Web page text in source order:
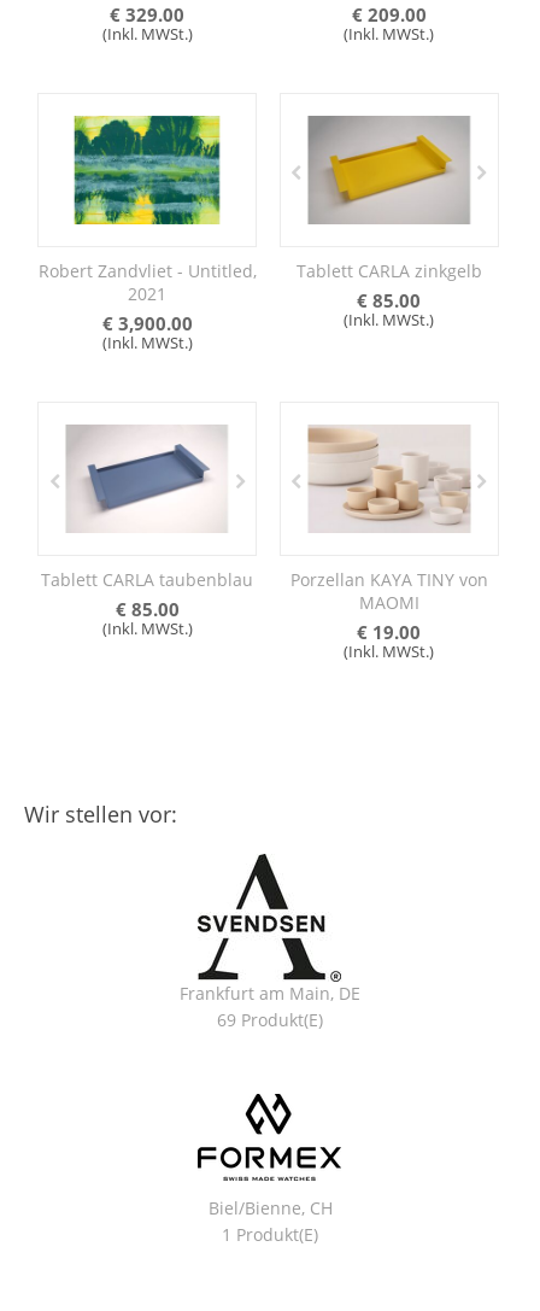
€ 329.00
(Inkl. MWSt.)
€ 209.00
(Inkl. MWSt.)
Robert Zandvliet - Untitled,
2021
€ 3,900.00
(Inkl. MWSt.)
Tablett CARLA zinkgelb
€ 85.00
(Inkl. MWSt.)
Tablett CARLA taubenblau
€ 85.00
(Inkl. MWSt.)
Porzellan KAYA TINY von
MAOMI
€ 19.00
(Inkl. MWSt.)
Wir stellen vor:
Frankfurt am Main, DE
69 Produkt(e)
Biel/Bienne, CH
1 Produkt(e)